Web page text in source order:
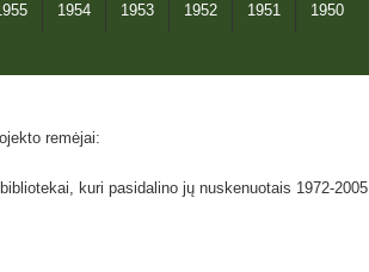
1954 1953 1952 1951 1950
remėjai:
kuri pasidalino jų nuskenuotais 1972-2005